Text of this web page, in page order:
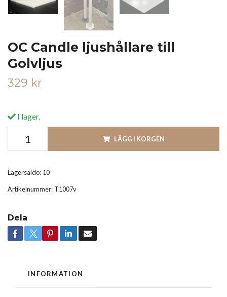
OC Candle ljushållare till
Golvljus
329 kr
I lager.
LÄGG I KORGEN
Lagersaldo: 10
Artikelnummer: T1007v
Dela
INFORMATION